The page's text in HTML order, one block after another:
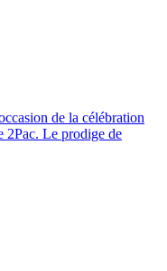
de la célébration
2Pac. Le prodige de